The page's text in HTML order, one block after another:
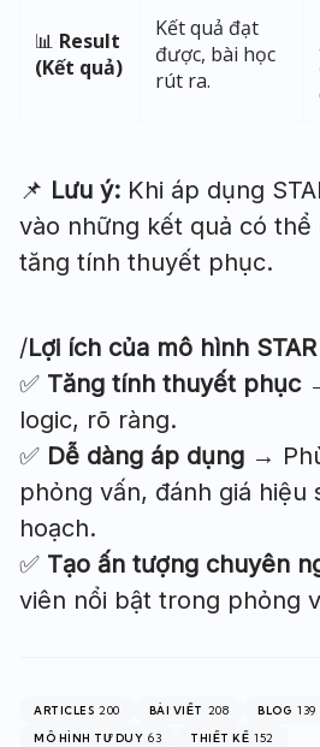
📊 Result
(Kết quả)
Kết quả đạt
được, bài học
rút ra.
📌 Lưu ý: Khi áp dụng
vào những kết quả có
tăng tính thuyết phục.
/Lợi ích của mô hình STAR
✅ Tăng tính thuyết phục
logic, rõ ràng.
✅ Dễ dàng áp dụng →
phỏng vấn, đánh giá hiệu
hoạch.
✅ Tạo ấn tượng chuyên
viên nổi bật trong phỏng
ARTICLES 200 BÀI VIẾT 208 BLOG 139
MÔ HÌNH TƯ DUY 63 THIẾT KẾ 152